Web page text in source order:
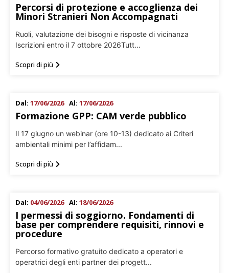
Percorsi di protezione e accoglienza dei
Minori Stranieri Non Accompagnati
Ruoli, valutazione dei bisogni e risposte di vicinanza
Iscrizioni entro il 7 ottobre 2026Tutt...
Scopri di più
Dal: 17/06/2026 Al: 17/06/2026
Formazione GPP: CAM verde pubblico
Il 17 giugno un webinar (ore 10-13) dedicato ai Criteri
ambientali minimi per l’affidam...
Scopri di più
Dal: 04/06/2026 Al: 18/06/2026
I permessi di soggiorno. Fondamenti di
base per comprendere requisiti, rinnovi e
procedure
Percorso formativo gratuito dedicato a operatori e
operatrici degli enti partner dei progett...